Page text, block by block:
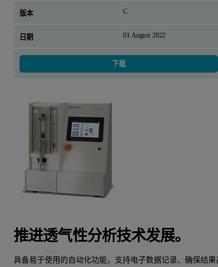
C
01 August 2022
下载
推进透气性分析技术发展。
具备易于使用的自动化功能，支持电子数据记录、确保结果